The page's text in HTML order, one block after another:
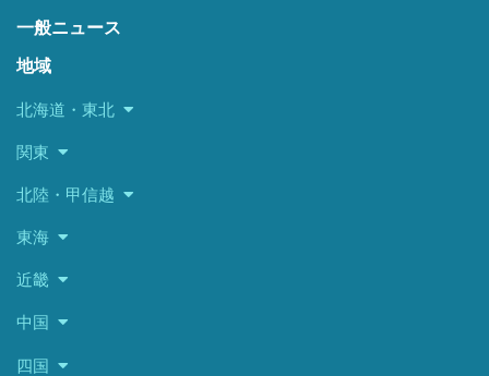
一般ニュース
地域
北海道・東北
関東
北陸・甲信越
東海
近畿
中国
四国